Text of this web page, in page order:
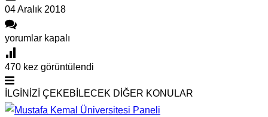
04 Aralık 2018
İzmir’de
17-
21
Aralık
2018
yorumlar kapalı
470 kez görüntülendi
İLGİNİZİ ÇEKEBİLECEK DİĞER KONULAR